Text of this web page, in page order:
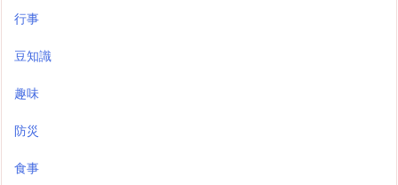
行事
豆知識
趣味
防災
食事